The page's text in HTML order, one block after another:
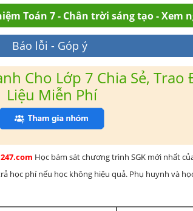
Toán 7 - Chân trời sáng tạo - Xem
Báo lỗi - Góp ý
Cho Lớp 7 Chia Sẻ, Trao
Liệu Miễn Phí
Học bám sát chương trình SGK mới nhất
học phí nếu học không hiệu quả. Phụ huynh và